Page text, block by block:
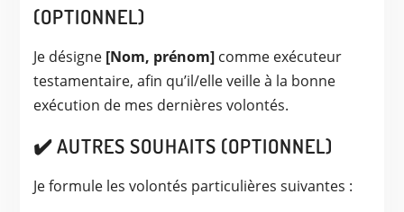
(OPTIONNEL)
Je désigne [Nom, prénom]comme exécuteur
testamentaire, afin qu’il/elle veille à la bonne
exécution de mes dernières volontés.
✔️ AUTRES SOUHAITS (OPTIONNEL)
Je formule les volontés particulières suivantes :